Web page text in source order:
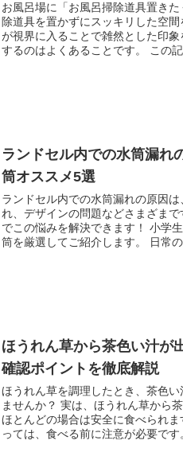
お風呂場に「お風呂掃除道具置きたくない！」 この
除道具を置かずにスッキリした空間
が視界に入ることで雑然とした印
するのはよくあることです。 この記事では、掃除道具を置かずにお風
ランドセル内での水筒漏れ
筒オススメ5選
ランドセル内での水筒漏れの原因
れ、デザインの問題などさまざまです。 でも、正しい対策と商
でこの悩みを解決できます！ 小学生が安心して使える、漏れにくい水
筒を厳選してご紹介します。 日常の対策とともに、安心して持ち運べ
ほうれん草から茶色い汁が
確認ポイントを徹底解説
ほうれん草を調理したとき、茶色
ませんか？ 実は、ほうれん草から茶色い汁が出るのは自然な現象で、
ほとんどの場合は安全に食べられます。 しかし、保存状態や鮮
っては、食べる前に注意が必要です。 この記事では、茶色い汁が